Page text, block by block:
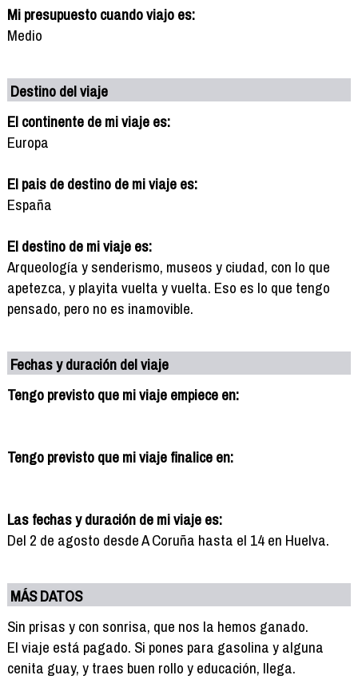
Mi presupuesto cuando viajo es:
Medio
Destino del viaje
El continente de mi viaje es:
Europa
El pais de destino de mi viaje es:
España
El destino de mi viaje es:
Arqueología y senderismo, museos y ciudad, con lo que
apetezca, y playita vuelta y vuelta. Eso es lo que tengo
pensado, pero no es inamovible.
Fechas y duración del viaje
Tengo previsto que mi viaje empiece en:
Tengo previsto que mi viaje finalice en:
Las fechas y duración de mi viaje es:
Del 2 de agosto desde A Coruña hasta el 14 en Huelva.
MÁS DATOS
Sin prisas y con sonrisa, que nos la hemos ganado.
El viaje está pagado. Si pones para gasolina y alguna
cenita guay, y traes buen rollo y educación, llega.